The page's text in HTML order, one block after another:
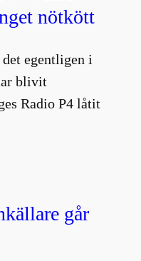
nötkött
egentligen i
blivit
Radio P4 låtit
går